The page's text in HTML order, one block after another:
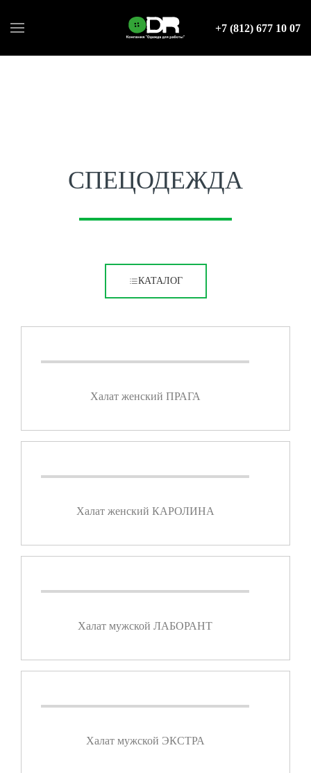
+7 (812) 677 10 07
СПЕЦОДЕЖДА
КАТАЛОГ
Халат женский ПРАГА
Халат женский КАРОЛИНА
Халат мужской ЛАБОРАНТ
Халат мужской ЭКСТРА